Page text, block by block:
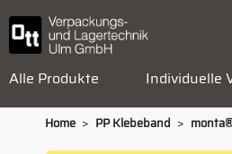
Alle Produkte Individuelle
Home > PP Klebeband >